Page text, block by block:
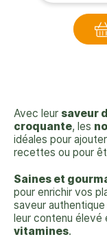
Avec leur saveur
croquante, les
idéales pour
recettes ou pour
Saines et
pour enrichir vos
saveur
leur contenu élevé
vitamines.